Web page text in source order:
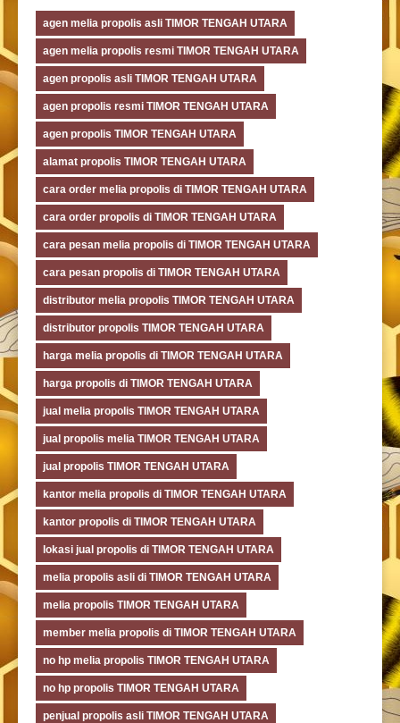
agen melia propolis asli TIMOR TENGAH UTARA
agen melia propolis resmi TIMOR TENGAH UTARA
agen propolis asli TIMOR TENGAH UTARA
agen propolis resmi TIMOR TENGAH UTARA
agen propolis TIMOR TENGAH UTARA
alamat propolis TIMOR TENGAH UTARA
cara order melia propolis di TIMOR TENGAH UTARA
cara order propolis di TIMOR TENGAH UTARA
cara pesan melia propolis di TIMOR TENGAH UTARA
cara pesan propolis di TIMOR TENGAH UTARA
distributor melia propolis TIMOR TENGAH UTARA
distributor propolis TIMOR TENGAH UTARA
harga melia propolis di TIMOR TENGAH UTARA
harga propolis di TIMOR TENGAH UTARA
jual melia propolis TIMOR TENGAH UTARA
jual propolis melia TIMOR TENGAH UTARA
jual propolis TIMOR TENGAH UTARA
kantor melia propolis di TIMOR TENGAH UTARA
kantor propolis di TIMOR TENGAH UTARA
lokasi jual propolis di TIMOR TENGAH UTARA
melia propolis asli di TIMOR TENGAH UTARA
melia propolis TIMOR TENGAH UTARA
member melia propolis di TIMOR TENGAH UTARA
no hp melia propolis TIMOR TENGAH UTARA
no hp propolis TIMOR TENGAH UTARA
penjual propolis asli TIMOR TENGAH UTARA